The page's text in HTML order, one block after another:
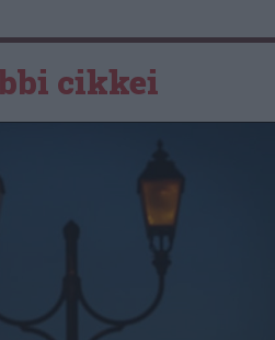
cikkei